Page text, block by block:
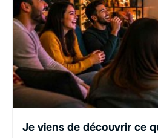
Je viens de découvrir ce